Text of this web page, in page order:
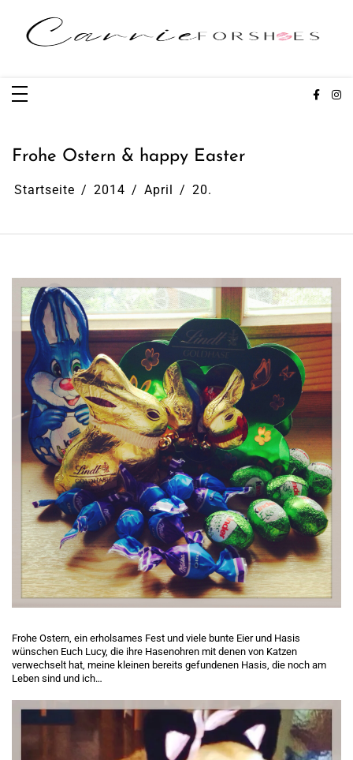
springen
Frohe Ostern & happy Easter
Startseite 2014 April 20.
Frohe Ostern, ein erholsames Fest und viele bunte Eier und Hasis
wünschen Euch Lucy, die ihre Hasenohren mit denen von Katzen
verwechselt hat, meine kleinen bereits gefundenen Hasis, die noch am
Leben sind und ich…